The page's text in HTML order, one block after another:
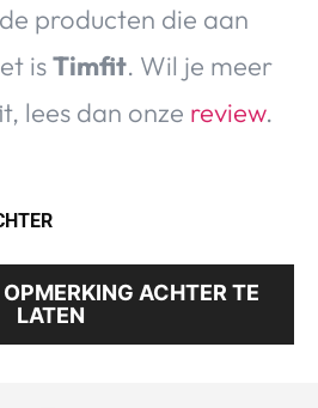
producten die aan
isTimfit. Wil je meer
lees dan onze review.
ACHTER TE
LATEN